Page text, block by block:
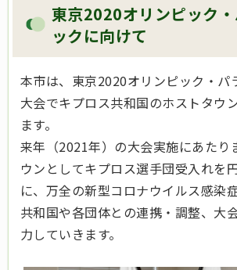
東京2020オリンピック
ックに向けて
本市は、東京2020オリンピック・パ
大会でキプロス共和国のホストタウ
ます。
来年（2021年）の大会実施にあたり
ウンとしてキプロス選手団受入れを
に、万全の新型コロナウイルス感染
共和国や各団体との連携・調整、大
力していきます。